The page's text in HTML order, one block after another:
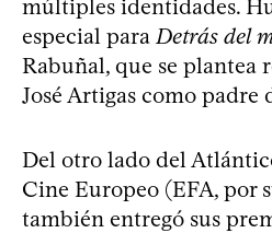
múltiples identidades.
especial paraDetrás del
Rabuñal, que se plantea
José Artigas como padre
Del otro lado del
Cine Europeo (EFA, por
también entregó sus